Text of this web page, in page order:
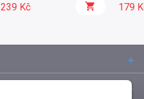
239 Kč 179